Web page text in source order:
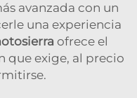
avanzada con un
una experiencia
ofrece el
que exige, al precio